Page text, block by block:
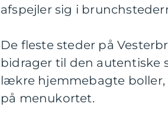
afspejler sig i
De fleste steder på
bidrager til den autentiske
lækre hjemmebagte
på menukortet.